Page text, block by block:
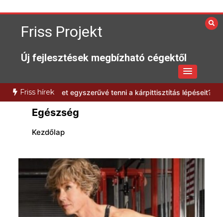
to
contentFriss Projekt
Új fejlesztések megbízható cégektől
Friss hírek
lehet egyszerűvé tenni a kárpittisztítás lépéseit? Milyen
Egészség
Kezdőlap